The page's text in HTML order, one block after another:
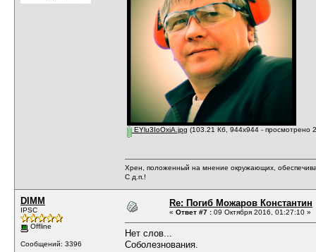
EYlu3IoOxiA.jpg (103.21 Кб, 944x944 - просмотрено
Хрен, положенный на мнение окружающих,
С д.п.!
DIMM
IPSC
Offline
Сообщений: 3396
Re: Погиб Можаров Константин
« Ответ #7 : 09 Октября 2016, 01:27:10 »
Нет слов...
Соболезнования.